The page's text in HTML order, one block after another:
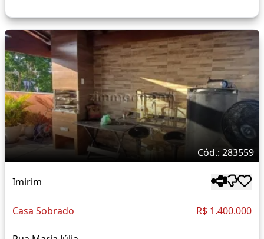
Cód.: 283559
Imirim
Casa Sobrado R$ 1.400.000